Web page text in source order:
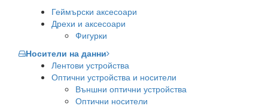
Геймърски аксесоари
Дрехи и аксесоари
Фигурки
Носители на данни
Лентови устройства
Оптични устройства и носители
Външни оптични устройства
Оптични носители